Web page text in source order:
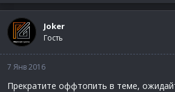
Joker
Гость
7 Янв 2016
Прекратите оффтопить в теме,